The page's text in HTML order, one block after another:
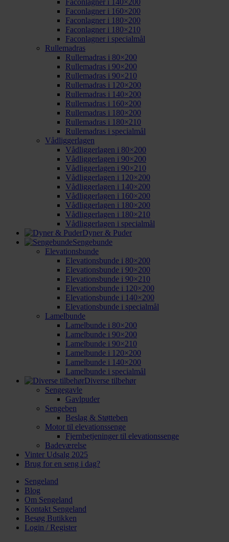
Faconlagner i 160×200
Faconlagner i 180×200
Faconlagner i 180×210
Faconlagner i specialmål
Rullemadras
Rullemadras i 80×200
Rullemadras i 90×200
Rullemadras i 90×210
Rullemadras i 120×200
Rullemadras i 140×200
Rullemadras i 160×200
Rullemadras i 180×200
Rullemadras i 180×210
Rullemadras i specialmål
Vådliggerlagen
Vådliggerlagen i 80×200
Vådliggerlagen i 90×200
Vådliggerlagen i 90×210
Vådliggerlagen i 120×200
Vådliggerlagen i 140×200
Vådliggerlagen i 160×200
Vådliggerlagen i 180×200
Vådliggerlagen i 180×210
Vådliggerlagen i specialmål
Dyner & Puder
Sengebunde
Elevationsbunde
Elevationsbunde i 80×200
Elevationsbunde i 90×200
Elevationsbunde i 90×210
Elevationsbunde i 120×200
Elevationsbunde i 140×200
Elevationsbunde i specialmål
Lamelbunde
Lamelbunde i 80×200
Lamelbunde i 90×200
Lamelbunde i 90×210
Lamelbunde i 120×200
Lamelbunde i 140×200
Lamelbunde i specialmål
Diverse tilbehør
Sengegavle
Gavlpuder
Sengeben
Beslag & Støtteben
Motor til elevationssenge
Fjernbetjeninger til elevationssenge
Badeværelse
Vinter Udsalg 2025
Brug for en seng i dag?
Sengeland
Blog
Om Sengeland
Kontakt Sengeland
Besøg Butikken
Login / Register